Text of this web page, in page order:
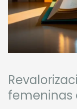
femeninas